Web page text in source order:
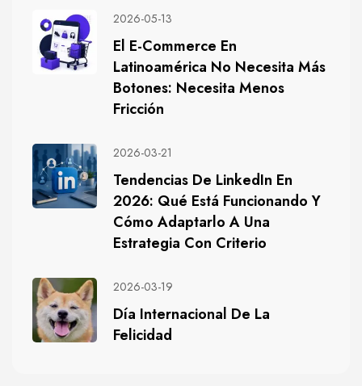
2026-05-13
El E-Commerce En
Latinoamérica No Necesita Más
Botones: Necesita Menos
Fricción
2026-03-21
Tendencias De LinkedIn En
2026: Qué Está Funcionando Y
Cómo Adaptarlo A Una
Estrategia Con Criterio
2026-03-19
Día Internacional De La
Felicidad